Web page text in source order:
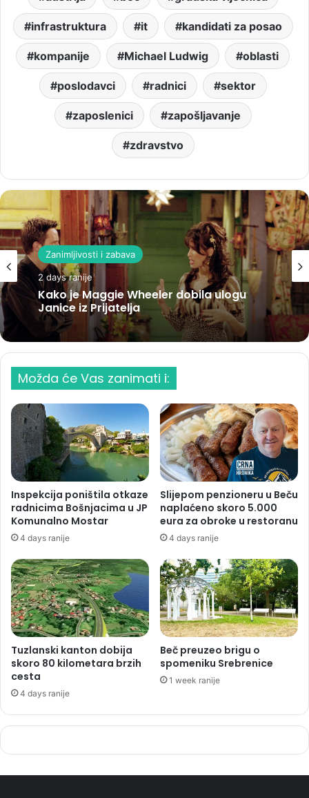
infrastruktura it kandidati za posao
kompanije Michael Ludwig oblasti
poslodavci radnici sektor
zaposlenici zapošljavanje
zdravstvo
Zanimljivosti i zabava
2 days ranije
Kako je Maggie Wheeler dobila ulogu
Janice iz Prijatelja
Možda će Vas zanimati i:
Inspekcija poništila otkaze
radnicima Bošnjacima u JP
Komunalno Mostar
4 days ranije
Slijepom penzioneru u Beču
naplaćeno skoro 5.000
eura za obroke u restoranu
4 days ranije
Tuzlanski kanton dobija
skoro 80 kilometara brzih
cesta
4 days ranije
Beč preuzeo brigu o
spomeniku Srebrenice
1 week ranije